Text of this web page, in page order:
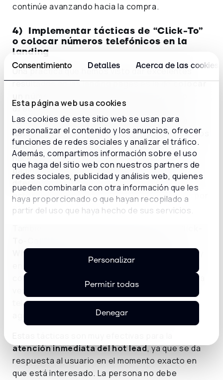
Consentimiento Detalles Acerca de las cookies
Esta página web usa cookies
Las cookies de este sitio web se usan para
personalizar el contenido y los anuncios, ofrecer
funciones de redes sociales y analizar el tráfico.
Además, compartimos información sobre el uso
que haga del sitio web con nuestros partners de
redes sociales, publicidad y análisis web, quienes
pueden combinarla con otra información que les
haya proporcionado o que hayan recopilado a
partir del uso que haya hecho de sus servicios.
Permitir todas
Personalizar
Denegar
continúe avanzando hacia la compra.
4) Implementar tácticas de “Click-To”
o colocar números telefónicos en la
landing
Una práctica que hemos visto dar excelentes
resultados en las landing pages es la decolocar
directamente llame a la empresa. Para que
funcione, es importante atribuir desde qué
landing llegan las llamadas, colocando números
diferenciados en las distintas páginas. Así se
hace un seguimiento de cuáles anuncios y
páginas están dando mejores resultados,
diferenciando las llamadas que provienen de
estos medios digitales de aquellas que llegan por
otros canales.
WhatsApp"
. En vez de completar el formulario y
enviar sus datos para que la empresa lo
contacte, al hacer clic se abre directamente una
WhatsAppo un interfaz
telefónica para hablar directamente con un
atención inmediata del hot lead, ya que se da
respuesta al usuario en el momento exacto en
que está interesado. La persona no debe